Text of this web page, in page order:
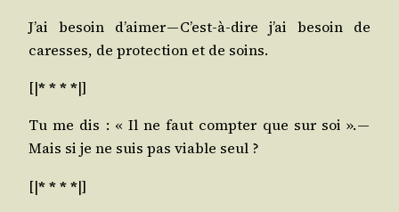
J’ai besoin d’ai­mer — C’est-à-dire j’ai besoin de
caresses, de pro­tec­tion et de soins.
[|* * * *|]
Tu me dis : « Il ne faut comp­ter que sur soi ». —
Mais si je ne suis pas viable seul ?
[|* * * *|]